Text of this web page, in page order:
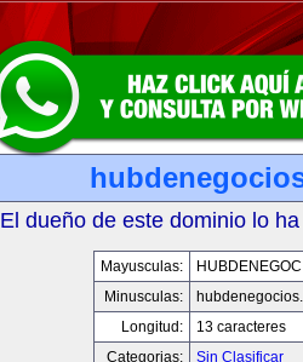
El dueño de este dominio lo
Mayusculas:
Minusculas:
Longitud:
13 caracteres
Categorias:
Sin Clasificar